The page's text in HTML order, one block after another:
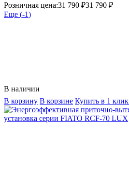
Розничная цена:31 790 ₽31 790 ₽
Еще (-1)
В наличии
В корзину В корзине Купить в 1 клик